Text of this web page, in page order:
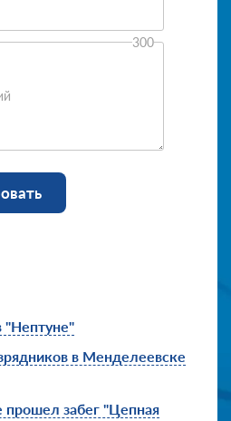
300
"Нептуне"
в Менделеевске
забег "Цепная